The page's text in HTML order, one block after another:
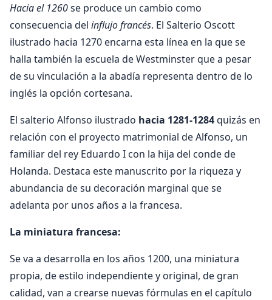
Hacia el 1260se produce un cambio como
consecuencia del influjo francés. El Salterio Oscott
ilustrado hacia 1270 encarna esta línea en la que se
halla también la escuela de Westminster que a pesar
de su vinculación a la abadía representa dentro de lo
inglés la opción cortesana.
El salterio Alfonso ilustrado hacia 1281-1284quizás en
relación con el proyecto matrimonial de Alfonso, un
familiar del rey Eduardo I con la hija del conde de
Holanda. Destaca este manuscrito por la riqueza y
abundancia de su decoración marginal que se
adelanta por unos años a la francesa.
La miniatura francesa:
Se va a desarrolla en los años 1200, una miniatura
propia, de estilo independiente y original, de gran
calidad, van a crearse nuevas fórmulas en el capítulo